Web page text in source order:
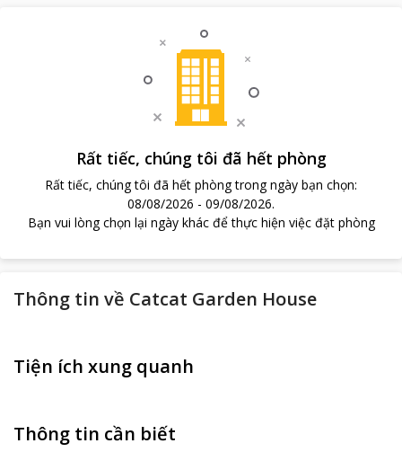
Rất tiếc, chúng tôi đã hết phòng
Rất tiếc, chúng tôi đã hết phòng trong ngày bạn chọn:
08/08/2026 - 09/08/2026.
Bạn vui lòng chọn lại ngày khác để thực hiện việc đặt phòng
Thông tin về Catcat Garden House
Tiện ích xung quanh
Thông tin cần biết